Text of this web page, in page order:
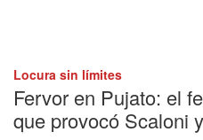
Locura sin límites
Fervor en Pujato: el
que provocó Scaloni